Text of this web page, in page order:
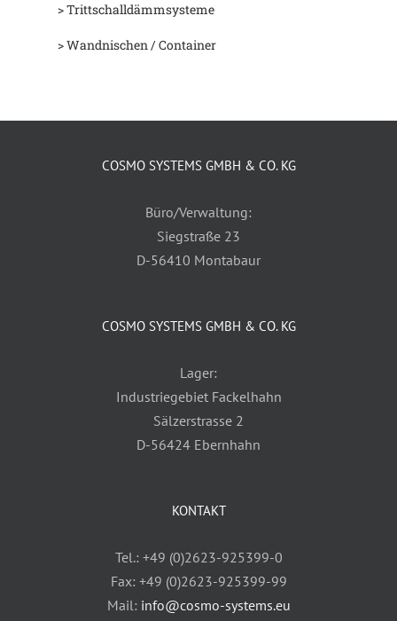
> Trittschalldämmsysteme
> Wandnischen / Container
COSMO SYSTEMS GMBH & CO. KG
Büro/Verwaltung:
Siegstraße 23
D-56410 Montabaur
COSMO SYSTEMS GMBH & CO. KG
Lager:
Industriegebiet Fackelhahn
Sälzerstrasse 2
D-56424 Ebernhahn
KONTAKT
Tel.: +49 (0)2623-925399-0
Fax: +49 (0)2623-925399-99
Mail: info@cosmo-systems.eu